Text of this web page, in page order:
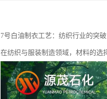
7号白油制衣工艺：纺织行业的突破
在纺织与服装制造领域，材料的选